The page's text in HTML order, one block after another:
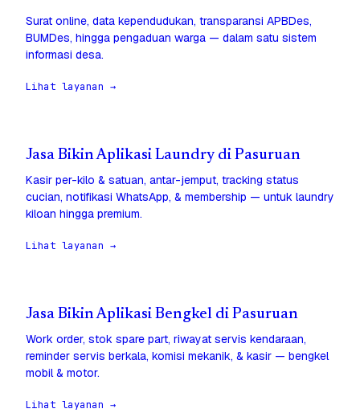
Surat online, data kependudukan, transparansi APBDes,
BUMDes, hingga pengaduan warga — dalam satu sistem
informasi desa.
Lihat layanan →
Jasa Bikin Aplikasi Laundry di Pasuruan
Kasir per-kilo & satuan, antar-jemput, tracking status
cucian, notifikasi WhatsApp, & membership — untuk laundry
kiloan hingga premium.
Lihat layanan →
Jasa Bikin Aplikasi Bengkel di Pasuruan
Work order, stok spare part, riwayat servis kendaraan,
reminder servis berkala, komisi mekanik, & kasir — bengkel
mobil & motor.
Lihat layanan →